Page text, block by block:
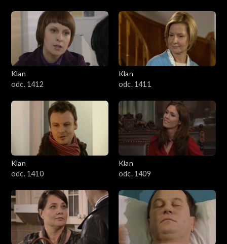
Klan
odc. 1412
Klan
odc. 1411
Klan
odc. 1410
Klan
odc. 1409